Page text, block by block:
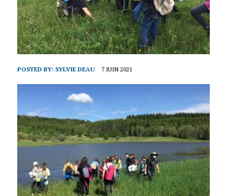
POSTED BY: SYLVIE DEAU 7 JUIN 2021